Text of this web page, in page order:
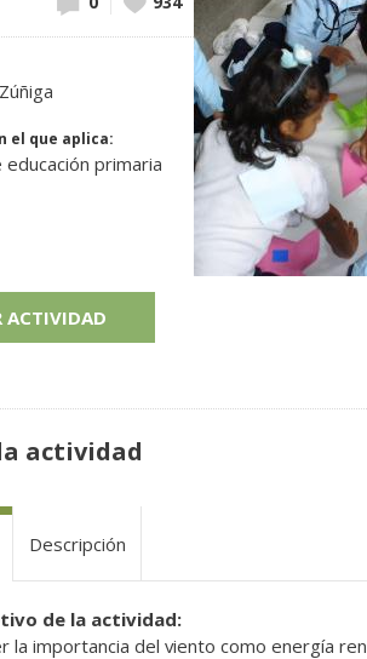
el que aplica:
primaria
ACTIVIDAD
actividad
Descripción
de la actividad:
la importancia del viento como energía